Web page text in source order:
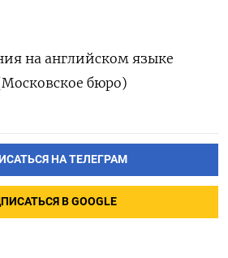
на английском языке
бюро)
НА ТЕЛЕГРАМ
В GOOGLE